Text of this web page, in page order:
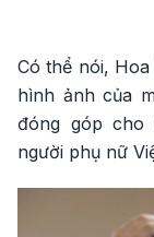
Có thể nói,
hình ảnh của
đóng góp cho
người phụ nữ